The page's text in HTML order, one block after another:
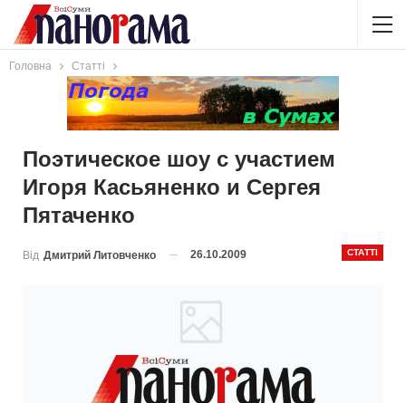
Головна Статті
Поэтическое шоу с участием
Игоря Касьяненко и Сергея
Пятаченко
СТАТТІ
Від Дмитрий Литовченко 26.10.2009